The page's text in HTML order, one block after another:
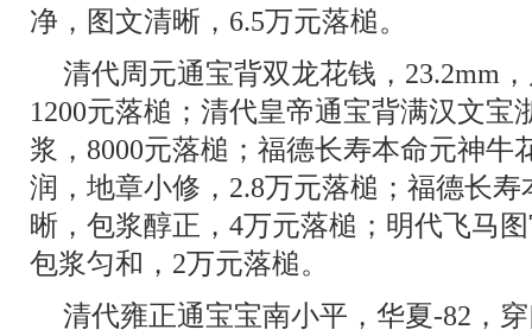
净，图文清晰，6.5万元落槌。
清代周元通宝背双龙花钱，23.2mm
1200元落槌；清代皇帝通宝背满汉文宝
浆，8000元落槌；福德长寿本命元神牛
润，地章小修，2.8万元落槌；福德长
晰，包浆醇正，4万元落槌；明代飞马
包浆匀和，2万元落槌。
清代雍正通宝宝南小平，华夏-82，